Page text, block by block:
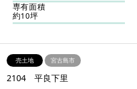
専有面積
約10坪
売土地 宮古島市
2104 平良下里